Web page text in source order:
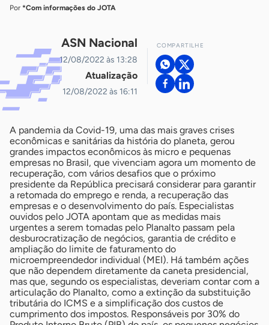
Por *Com informações do JOTA
ASN Nacional
12/08/2022 às 13:28
Atualização
12/08/2022 às 16:11
COMPARTILHE
A pandemia da Covid-19, uma das mais graves crises
econômicas e sanitárias da história do planeta, gerou
grandes impactos econômicos às micro e pequenas
empresas no Brasil, que vivenciam agora um momento de
recuperação, com vários desafios que o próximo
presidente da República precisará considerar para garantir
a retomada do emprego e renda, a recuperação das
empresas e o desenvolvimento do país. Especialistas
ouvidos pelo JOTA apontam que as medidas mais
urgentes a serem tomadas pelo Planalto passam pela
desburocratização de negócios, garantia de crédito e
ampliação do limite de faturamento do
microempreendedor individual (MEI). Há também ações
que não dependem diretamente da caneta presidencial,
mas que, segundo os especialistas, deveriam contar com a
articulação do Planalto, como a extinção da substituição
tributária do ICMS e a simplificação dos custos de
cumprimento dos impostos. Responsáveis por 30% do